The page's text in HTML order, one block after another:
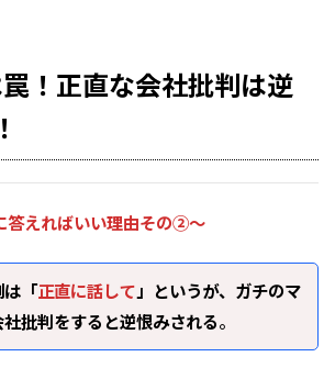
！正直な会社批判は逆
答えればいい理由その②～
は「正直に話して 」というが、ガチのマ
社批判をすると逆恨みされる。